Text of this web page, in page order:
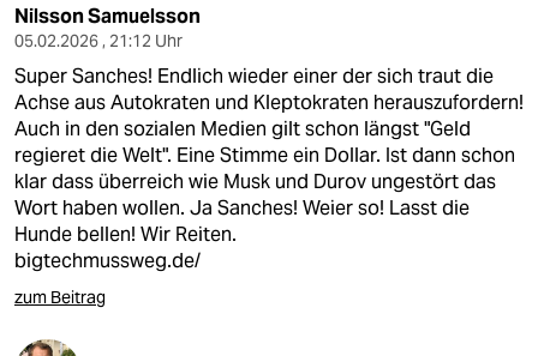
Nilsson Samuelsson
05.02.2026 , 21:12 Uhr
Super Sanches! Endlich wieder einer der sich traut die
Achse aus Autokraten und Kleptokraten herauszufordern!
Auch in den sozialen Medien gilt schon längst "Geld
regieret die Welt". Eine Stimme ein Dollar. Ist dann schon
klar dass überreich wie Musk und Durov ungestört das
Wort haben wollen. Ja Sanches! Weier so! Lasst die
Hunde bellen! Wir Reiten.
bigtechmussweg.de/
zum Beitrag